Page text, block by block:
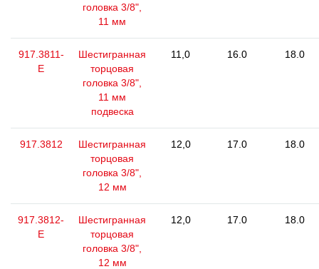
головка 3/8",
11 мм
917.3811-
E
Шестигранная
торцовая
головка 3/8",
11 мм
подвеска
11,0 16.0 18.0
917.3812
Шестигранная
торцовая
головка 3/8",
12 мм
12,0 17.0 18.0
917.3812-
E
Шестигранная
торцовая
головка 3/8",
12 мм
12,0 17.0 18.0